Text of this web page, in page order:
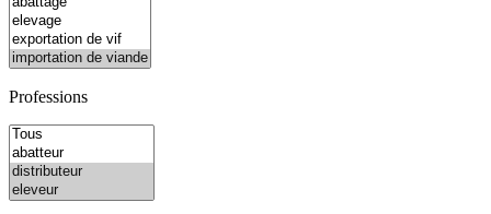
Professions